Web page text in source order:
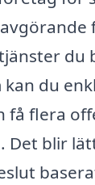
du
du
få flera
Det blir